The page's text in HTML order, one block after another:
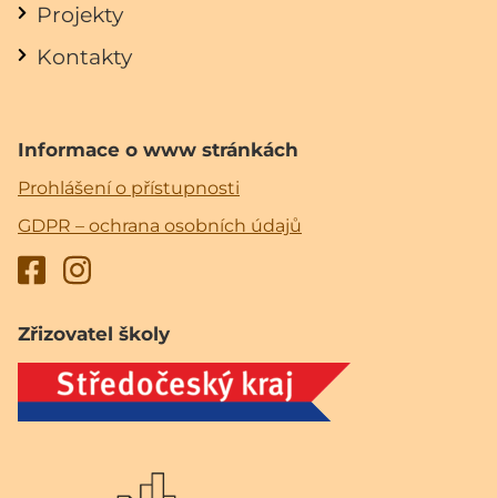
Projekty
Kontakty
Informace o www stránkách
Prohlášení o přístupnosti
GDPR – ochrana osobních údajů
Zřizovatel školy